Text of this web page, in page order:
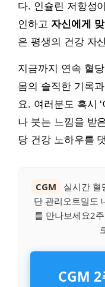
다. 인슐린 저항성
인하고 자신에게
은 평생의 건강 자
지금까지 연속 혈
몸의 솔직한 기록
요. 여러분도 혹시
나 붓는 느낌을 받
당 건강 노하우를
CGM
실시간 혈
단 관리오트밀도
를 만나보세요2
CGM